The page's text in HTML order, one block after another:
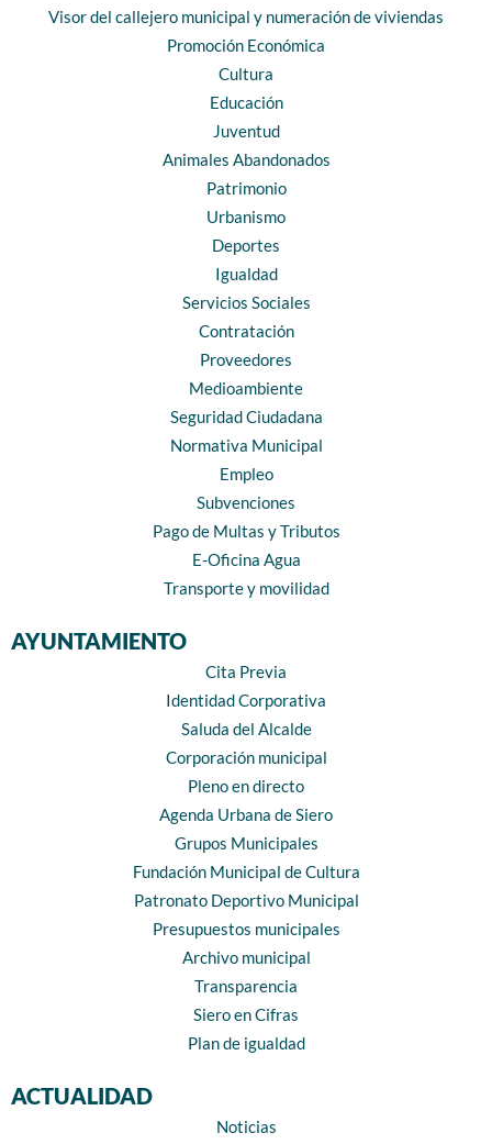
Visor del callejero municipal y numeración de viviendas
Promoción Económica
Cultura
Educación
Juventud
Animales Abandonados
Patrimonio
Urbanismo
Deportes
Igualdad
Servicios Sociales
Contratación
Proveedores
Medioambiente
Seguridad Ciudadana
Normativa Municipal
Empleo
Subvenciones
Pago de Multas y Tributos
E-Oficina Agua
Transporte y movilidad
AYUNTAMIENTO
Cita Previa
Identidad Corporativa
Saluda del Alcalde
Corporación municipal
Pleno en directo
Agenda Urbana de Siero
Grupos Municipales
Fundación Municipal de Cultura
Patronato Deportivo Municipal
Presupuestos municipales
Archivo municipal
Transparencia
Siero en Cifras
Plan de igualdad
ACTUALIDAD
Noticias